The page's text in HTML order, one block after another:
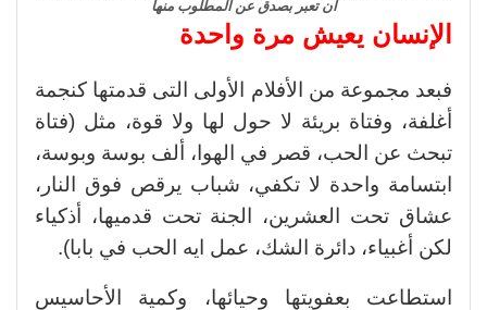
أن تعبر بصدق عن المطلوب منها
الإنسان يعيش مرة واحدة
فبعد مجموعة من الأفلام الأولى التى قدمتها كنجمة
أغلفة، وفتاة بريئة لا حول لها ولا قوة، مثل (فتاة
تبحث عن الحب، قصر في الهوا، ألف بوسة وبوسة،
ابتسامة واحدة لا تكفي، شباب يرقص فوق النار،
عشاق تحت العشرين، الجنة تحت قدميها، أذكياء
لكن أغبياء، دائرة الشك، عمل ايه الحب في بابا).
استطاعت بعفويتها وحيائها، وكمية الأحاسيس